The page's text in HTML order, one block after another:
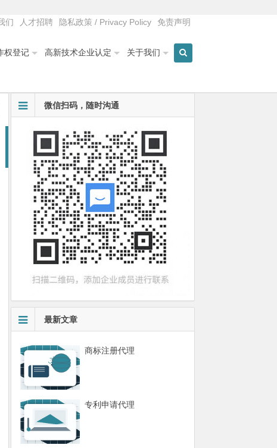
们 人才招聘 隐私政策 / Privacy Policy 免责声明
权登记 高新技术企业认定 关于我们
微信扫码，随时沟通
最新文章
商标注册代理
专利申请代理